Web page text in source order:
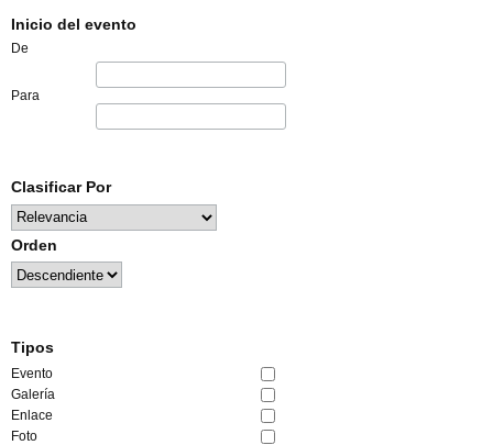
Inicio del evento
De
Para
Clasificar Por
Orden
Tipos
Evento
Galería
Enlace
Foto